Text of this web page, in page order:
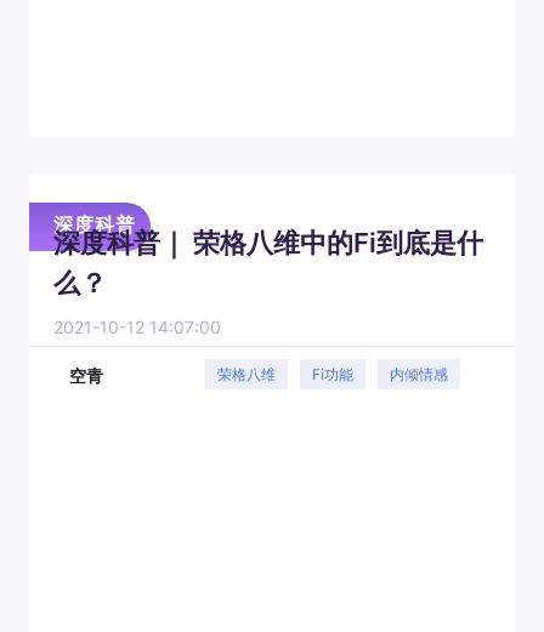
深度科普
深度科普｜ 荣格八维中的Fi到底是什
么？
2021-10-12 14:07:00
空青 荣格八维 Fi功能
内倾情感